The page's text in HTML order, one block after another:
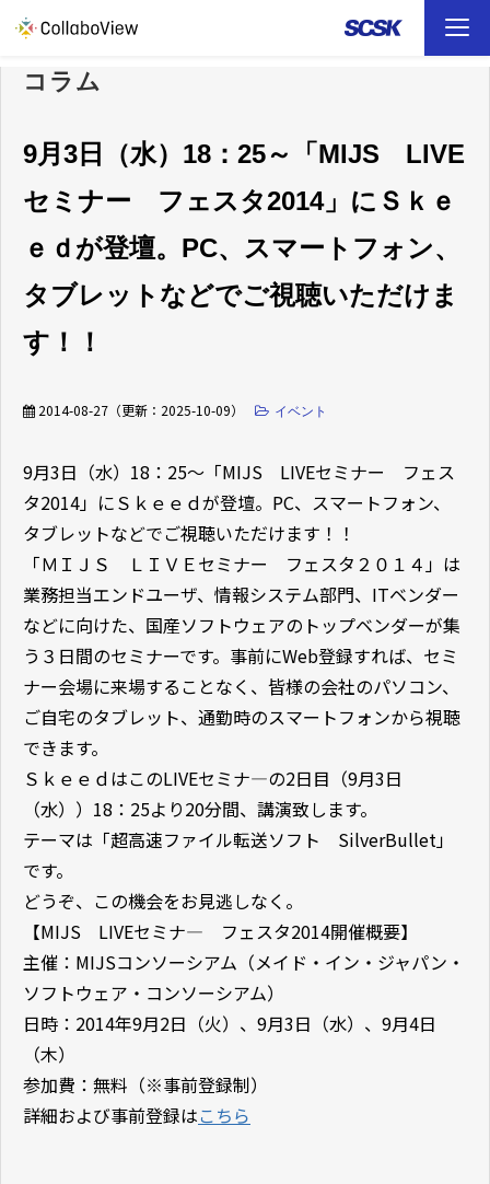
TOP
ソリューション
事例
イベント
ファイル転送 （FAQ）
コラム
9月3日（水）18：25～「MIJS LIVE
セミナー フェスタ2014」にＳｋｅ
ｅｄが登壇。PC、スマートフォン、
タブレットなどでご視聴いただけま
す！！
2014-08-27 （更新： 2025-10-09） イベント
9月3日（水）18：25～「MIJS LIVEセミナー フェス
タ2014」にＳｋｅｅｄが登壇。PC、スマートフォン、
タブレットなどでご視聴いただけます！！
「ＭＩＪＳ ＬＩＶＥセミナー フェスタ２０１４」は
業務担当エンドユーザ、情報システム部門、ITベンダー
などに向けた、国産ソフトウェアのトップベンダーが集
う３日間のセミナーです。事前にWeb登録すれば、セミ
ナー会場に来場することなく、皆様の会社のパソコン、
ご自宅のタブレット、通勤時のスマートフォンから視聴
できます。
ＳｋｅｅｄはこのLIVEセミナ―の2日目（9月3日
（水））18：25より20分間、講演致します。
テーマは「超高速ファイル転送ソフト SilverBullet」
です。
どうぞ、この機会をお見逃しなく。
【MIJS LIVEセミナ― フェスタ2014開催概要】
主催：MIJSコンソーシアム（メイド・イン・ジャパン・
ソフトウェア・コンソーシアム）
日時：2014年9月2日（火）、9月3日（水）、9月4日
（木）
参加費：無料（※事前登録制）
詳細および事前登録はこちら